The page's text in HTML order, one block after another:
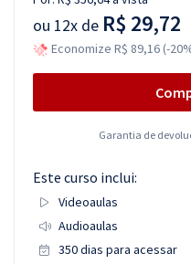
ou 12x de R$ 29,72
Economize R$ 89,16 (-
Garantia de
Este curso inclui:
Videoaulas
Audioaulas
350 dias para acessar